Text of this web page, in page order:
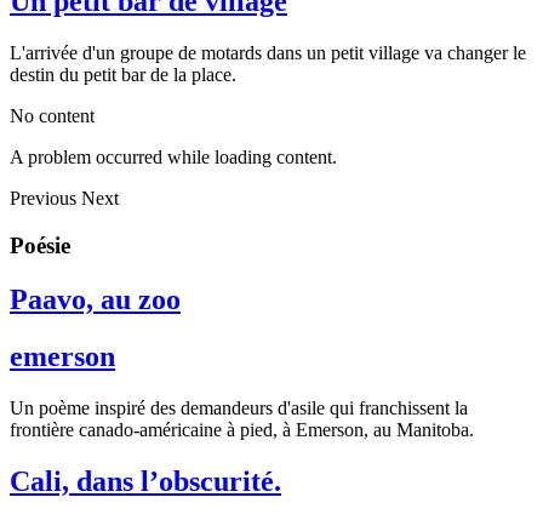
L'arrivée d'un groupe de motards dans un petit village va changer le
destin du petit bar de la place.
No content
A problem occurred while loading content.
Previous Next
Poésie
Paavo, au zoo
emerson
Un poème inspiré des demandeurs d'asile qui franchissent la
frontière canado-américaine à pied, à Emerson, au Manitoba.
Cali, dans l’obscurité.